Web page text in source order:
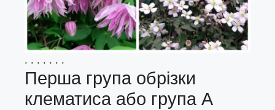
. . . . . . .
Перша група обрізки
клематиса або група А